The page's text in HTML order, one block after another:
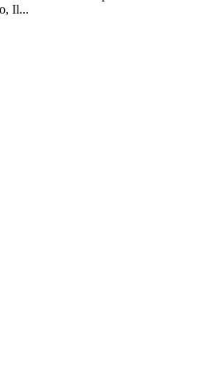
Il...